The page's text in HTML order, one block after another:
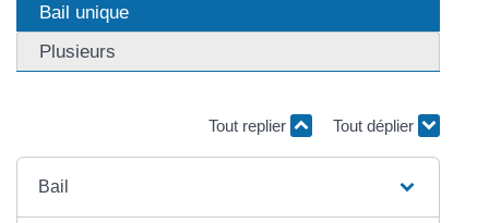
Bail unique
Plusieurs
Tout replier Tout déplier
Bail